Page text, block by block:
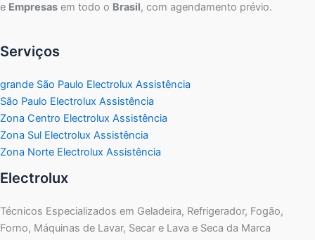
e Empresas em todo o Brasil, com agendamento prévio.
Serviços
grande São Paulo Electrolux Assistência
São Paulo Electrolux Assistência
Zona Centro Electrolux Assistência
Zona Sul Electrolux Assistência
Zona Norte Electrolux Assistência
Electrolux
Técnicos Especializados em Geladeira, Refrigerador, Fogão,
Forno, Máquinas de Lavar, Secar e Lava e Seca da Marca